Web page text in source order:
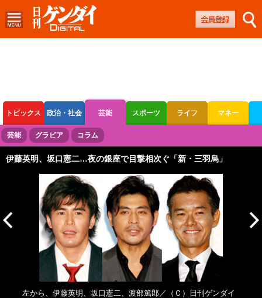
トピックス 政治・社会 芸能 スポーツ ライフ マネー
ボートレース 競輪 オートレース
芸能 グラビア コラム
伊藤英明、坂口憲二…夜の銀座で目撃相次ぐ「新・三羽烏」
左から、伊藤英明、坂口憲二、渡部篤郎／（Ｃ）日刊ゲンダイ